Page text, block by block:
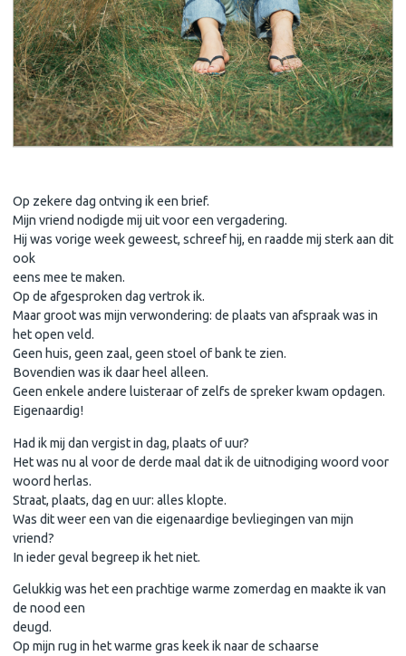
Op zekere dag ontving ik een brief.
Mijn vriend nodigde mij uit voor een vergadering.
Hij was vorige week geweest, schreef hij, en raadde mij sterk aan dit
ook
eens mee te maken.
Op de afgesproken dag vertrok ik.
Maar groot was mijn verwondering: de plaats van afspraak was in
het open veld.
Geen huis, geen zaal, geen stoel of bank te zien.
Bovendien was ik daar heel alleen.
Geen enkele andere luisteraar of zelfs de spreker kwam opdagen.
Eigenaardig!
Had ik mij dan vergist in dag, plaats of uur?
Het was nu al voor de derde maal dat ik de uitnodiging woord voor
woord herlas.
Straat, plaats, dag en uur: alles klopte.
Was dit weer een van die eigenaardige bevliegingen van mijn
vriend?
In ieder geval begreep ik het niet.
Gelukkig was het een prachtige warme zomerdag en maakte ik van
de nood een
deugd.
Op mijn rug in het warme gras keek ik naar de schaarse